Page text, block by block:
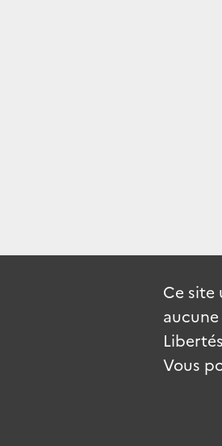
Ce site
Vous